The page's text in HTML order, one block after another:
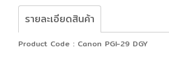
รายละเอียดสินค้า
Product Code : Canon PGI-29 DGY